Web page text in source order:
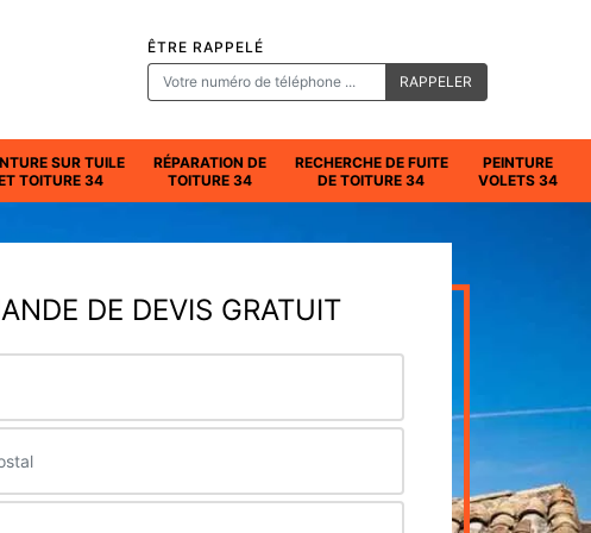
ÊTRE RAPPELÉ
SUR TUILE
TOITURE 34
RÉPARATION DE
TOITURE 34
RECHERCHE DE FUITE
DE TOITURE 34
PEINTURE
VOLETS 34
DE DEVIS GRATUIT